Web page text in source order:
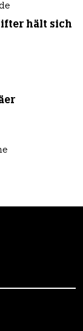
hält sich